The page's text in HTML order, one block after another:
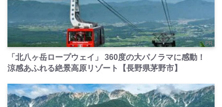
PR
「北八ヶ岳ロープウェイ」 360度の大パノラマに感動！
涼感あふれる絶景高原リゾート【長野県茅野市】